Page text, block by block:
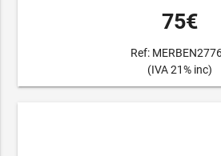
75€
Ref:
(IVA 21% inc)